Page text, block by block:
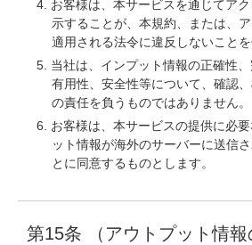
お客様は、本サービスを通じてア
示することが、本規約、または、
適用される法令に違反しないことを
当社は、インプット情報の正確性、
有用性、安全性等について、確認
の責任を負うものではありません。
お客様は、本サービスの提供に必
ット情報が海外のサーバーに送信
とに同意するものとします。
第15条 （アウトプット情